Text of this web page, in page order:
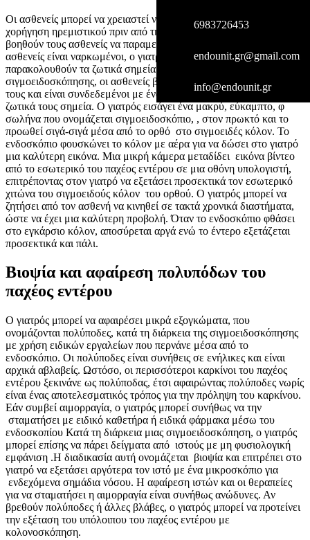
Οι ασθενείς μπορεί να χρειαστεί να λάβουν μια ενδοφλέβια (IV)
χορήγηση ηρεμιστικού πριν από την εξέταση. Τα ηρεμιστικά
βοηθούν τους ασθενείς να παραμείνουν χαλαροί και άνετοι. Ενώ οι
ασθενείς είναι ναρκωμένοι, ο γιατρός και το ιατρικό προσωπικό
παρακολουθούν τα ζωτικά σημεία. Κατά τη διάρκεια μιας
σιγμοειδοσκόπησης, οι ασθενείς βρίσκονται στην αριστερή πλευρά
τους και είναι συνδεδεμένοι με ένα μόνιτορ που καταγράφει τα
ζωτικά τους σημεία. Ο γιατρός εισάγει ένα μακρύ, εύκαμπτο, φ
σωλήνα που ονομάζεται σιγμοειδοσκόπιο, , στον πρωκτό και το
προωθεί σιγά-σιγά μέσα από το ορθό στο σιγμοειδές κόλον. Το
ενδοσκόπιο φουσκώνει το κόλον με αέρα για να δώσει στο γιατρό
μια καλύτερη εικόνα. Μια μικρή κάμερα μεταδίδει εικόνα βίντεο
από το εσωτερικό του παχέος εντέρου σε μια οθόνη υπολογιστή,
επιτρέποντας στον γιατρό να εξετάσει προσεκτικά τον εσωτερικό
χιτώνα του σιγμοειδούς κόλον του ορθού. Ο γιατρός μπορεί να
ζητήσει από τον ασθενή να κινηθεί σε τακτά χρονικά διαστήματα,
ώστε να έχει μια καλύτερη προβολή. Όταν το ενδοσκόπιο φθάσει
στο εγκάρσιο κόλον, αποσύρεται αργά ενώ το έντερο εξετάζεται
προσεκτικά και πάλι.
Βιοψία και αφαίρεση πολυπόδων του
παχέος εντέρου
Ο γιατρός μπορεί να αφαιρέσει μικρά εξογκώματα, που
ονομάζονται πολύποδες, κατά τη διάρκεια της σιγμοειδοσκόπησης
με χρήση ειδικών εργαλείων που περνάνε μέσα από το
ενδοσκόπιο. Οι πολύποδες είναι συνήθεις σε ενήλικες και είναι
αρχικά αβλαβείς. Ωστόσο, οι περισσότεροι καρκίνοι του παχέος
εντέρου ξεκινάνε ως πολύποδας, έτσι αφαιρώντας πολύποδες νωρίς
είναι ένας αποτελεσματικός τρόπος για την πρόληψη του καρκίνου.
Εάν συμβεί αιμορραγία, ο γιατρός μπορεί συνήθως να την
σταματήσει με ειδικό καθετήρα ή ειδικά φάρμακα μέσω του
ενδοσκοπίου Κατά τη διάρκεια μιας σιγμοειδοσκόπηση, ο γιατρός
μπορεί επίσης να πάρει δείγματα από ιστούς με μη φυσιολογική
εμφάνιση .Η διαδικασία αυτή ονομάζεται βιοψία και επιτρέπει στο
γιατρό να εξετάσει αργότερα τον ιστό με ένα μικροσκόπιο για
ενδεχόμενα σημάδια νόσου. Η αφαίρεση ιστών και οι θεραπείες
για να σταματήσει η αιμορραγία είναι συνήθως ανώδυνες. Αν
βρεθούν πολύποδες ή άλλες βλάβες, ο γιατρός μπορεί να προτείνει
την εξέταση του υπόλοιπου του παχέος εντέρου με
κολονοσκόπηση.
6983726453
endounit.gr@gmail.com
info@endounit.gr